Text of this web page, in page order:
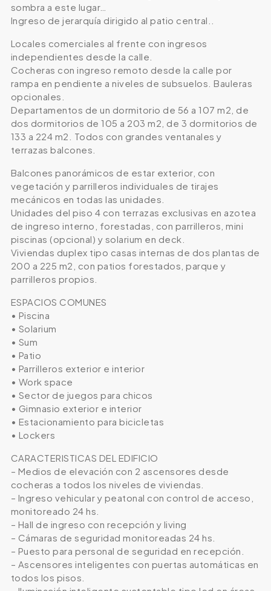
sombra a este lugar…
Ingreso de jerarquía dirigido al patio central..
Locales comerciales al frente con ingresos
independientes desde la calle.
Cocheras con ingreso remoto desde la calle por
rampa en pendiente a niveles de subsuelos. Bauleras
opcionales.
Departamentos de un dormitorio de 56 a 107 m2, de
dos dormitorios de 105 a 203 m2, de 3 dormitorios de
133 a 224 m2. Todos con grandes ventanales y
terrazas balcones.
Balcones panorámicos de estar exterior, con
vegetación y parrilleros individuales de tirajes
mecánicos en todas las unidades.
Unidades del piso 4 con terrazas exclusivas en azotea
de ingreso interno, forestadas, con parrilleros, mini
piscinas (opcional) y solarium en deck.
Viviendas duplex tipo casas internas de dos plantas de
200 a 225 m2, con patios forestados, parque y
parrilleros propios.
ESPACIOS COMUNES
• Piscina
• Solarium
• Sum
• Patio
• Parrilleros exterior e interior
• Work space
• Sector de juegos para chicos
• Gimnasio exterior e interior
• Estacionamiento para bicicletas
• Lockers
CARACTERISTICAS DEL EDIFICIO
– Medios de elevación con 2 ascensores desde
cocheras a todos los niveles de viviendas.
– Ingreso vehicular y peatonal con control de acceso,
monitoreado 24 hs.
– Hall de ingreso con recepción y living
– Cámaras de seguridad monitoreadas 24 hs.
– Puesto para personal de seguridad en recepción.
– Ascensores inteligentes con puertas automáticas en
todos los pisos.